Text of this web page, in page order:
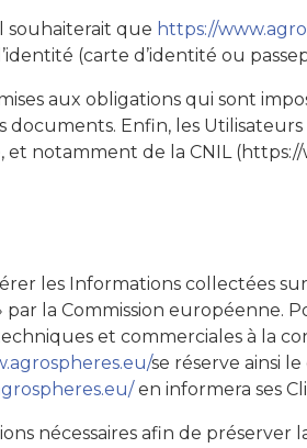
souhaiterait que https://
(carte d’identité ou
aux obligations qui sont
documents. Enfin, les Utilisateurs
notamment de la CNIL (https://
les Informations collectées
la Commission européenne.
et commerciales à la
se réserve ainsi
en informera ses
nécessaires afin de préserver